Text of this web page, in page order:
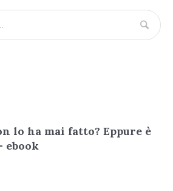
lo ha mai fatto? Eppure è
ebook